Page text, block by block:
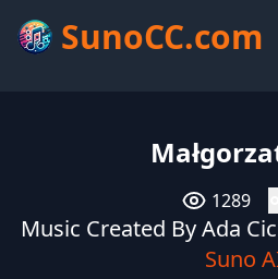
SunoCC.com
1289
Music Created By Ada
Suno